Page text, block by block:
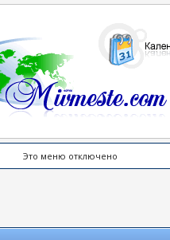
Это меню отключено